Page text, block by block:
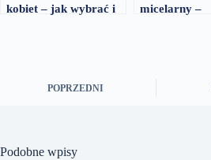
kobiet – jak wybrać i
micelarny –
POPRZEDNI
Podobne wpisy